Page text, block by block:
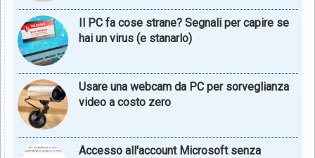
Il PC fa cose strane? Segnali per capire se
hai un virus (e stanarlo)
Usare una webcam da PC per sorveglianza
video a costo zero
Accesso all'account Microsoft senza